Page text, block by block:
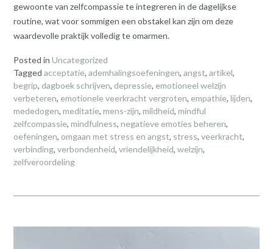
gewoonte van zelfcompassie te integreren in de dagelijkse
routine, wat voor sommigen een obstakel kan zijn om deze
waardevolle praktijk volledig te omarmen.
Posted in Uncategorized
Tagged acceptatie, ademhalingsoefeningen, angst, artikel,
begrip, dagboek schrijven, depressie, emotioneel welzijn
verbeteren, emotionele veerkracht vergroten, empathie, lijden,
mededogen, meditatie, mens-zijn, mildheid, mindful
zelfcompassie, mindfulness, negatieve emoties beheren,
oefeningen, omgaan met stress en angst, stress, veerkracht,
verbinding, verbondenheid, vriendelijkheid, welzijn,
zelfveroordeling